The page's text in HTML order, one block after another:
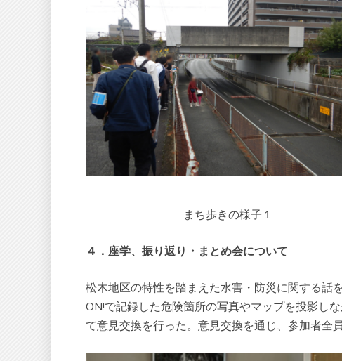
まち歩きの様子１
４．座学、振り返り・まとめ会について
松木地区の特性を踏まえた水害・防災に関する話
ON!で記録した危険箇所の写真やマップを投影し
て意見交換を行った。意見交換を通じ、参加者全